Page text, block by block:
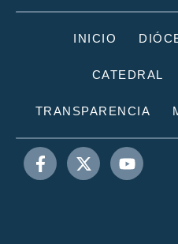
INICIO
CATEDRAL
TRANSPARENCIA